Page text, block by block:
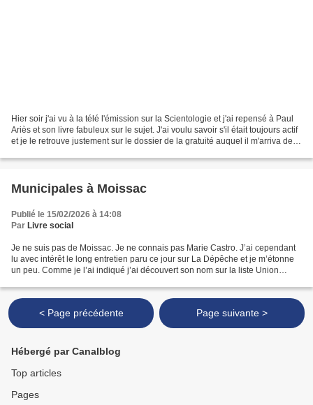
Hier soir j'ai vu à la télé l'émission sur la Scientologie et j'ai repensé à Paul
Ariès et son livre fabuleux sur le sujet. J'ai voulu savoir s'il était toujours actif
et je le retrouve justement sur le dossier de la gratuité auquel il m'arriva de
Municipales à Moissac
Publié le 15/02/2026 à 14:08
Par Livre social
Je ne suis pas de Moissac. Je ne connais pas Marie Castro. J’ai cependant
lu avec intérêt le long entretien paru ce jour sur La Dépêche et je m’étonne
un peu. Comme je l’ai indiqué j’ai découvert son nom sur la liste Union
< Page précédente Page suivante >
Hébergé par Canalblog
Top articles
Pages